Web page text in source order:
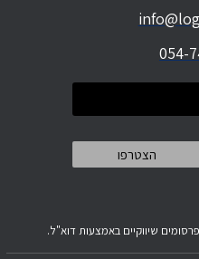
054-
שיווקיים באמצעות דוא"ל.